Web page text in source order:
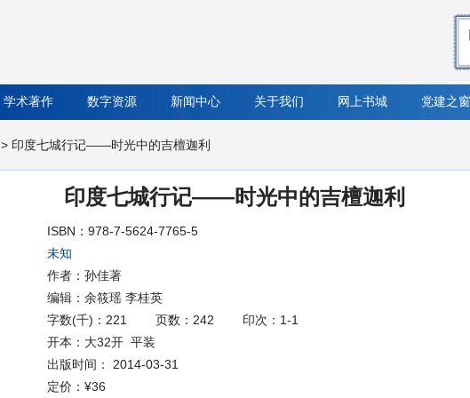
学术著作 数字资源 新闻中心 关于我们 网上书城 党建之窗
> 印度七城行记——时光中的吉檀迦利
印度七城行记——时光中的吉檀迦利
ISBN：978-7-5624-7765-5
未知
作者：孙佳著
编辑：余筱瑶 李桂英
字数(千)：221
页数：242
印次：1-1
开本：大32开 平装
出版时间： 2014-03-31
定价： ¥36